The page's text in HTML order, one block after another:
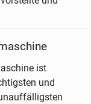
ist
und